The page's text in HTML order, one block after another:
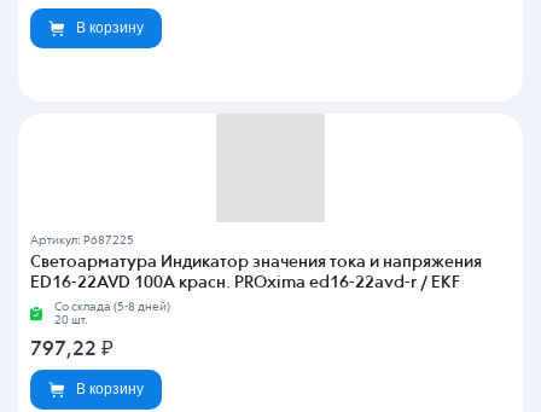
В корзину
Артикул: P687225
Светоарматура Индикатор значения тока и напряжения
ED16-22AVD 100А красн. PROxima ed16-22avd-r / EKF
Со склада (5-8 дней)
20 шт.
797,22 ₽
В корзину